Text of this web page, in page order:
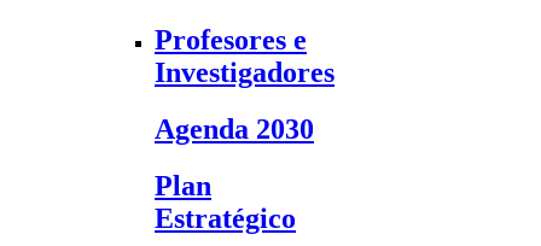
Profesores e
Investigadores
Agenda 2030
Plan
Estratégico